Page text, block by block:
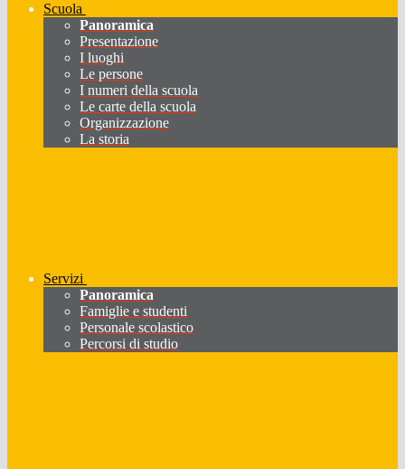
Scuola
Panoramica
Presentazione
I luoghi
Le persone
I numeri della scuola
Le carte della scuola
Organizzazione
La storia
Servizi
Panoramica
Famiglie e studenti
Personale scolastico
Percorsi di studio